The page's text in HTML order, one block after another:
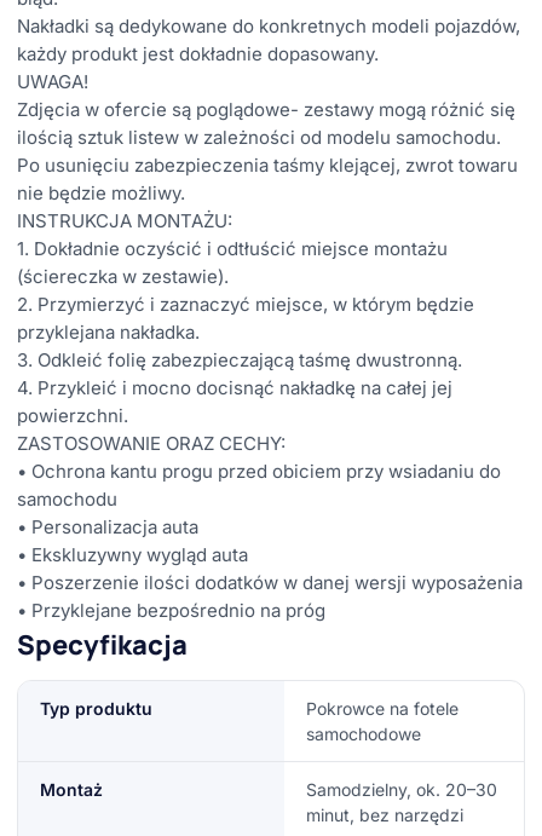
Nakładki są dedykowane do konkretnych modeli pojazdów,
każdy produkt jest dokładnie dopasowany.
UWAGA!
Zdjęcia w ofercie są poglądowe- zestawy mogą różnić się
ilością sztuk listew w zależności od modelu samochodu.
Po usunięciu zabezpieczenia taśmy klejącej, zwrot towaru
nie będzie możliwy.
INSTRUKCJA MONTAŻU:
1. Dokładnie oczyścić i odtłuścić miejsce montażu
(ściereczka w zestawie).
2. Przymierzyć i zaznaczyć miejsce, w którym będzie
przyklejana nakładka.
3. Odkleić folię zabezpieczającą taśmę dwustronną.
4. Przykleić i mocno docisnąć nakładkę na całej jej
powierzchni.
ZASTOSOWANIE ORAZ CECHY:
• Ochrona kantu progu przed obiciem przy wsiadaniu do
samochodu
• Personalizacja auta
• Ekskluzywny wygląd auta
• Poszerzenie ilości dodatków w danej wersji wyposażenia
• Przyklejane bezpośrednio na próg
Specyfikacja
Typ produktu
Pokrowce na fotele
samochodowe
Montaż
Samodzielny, ok. 20–30
minut, bez narzędzi